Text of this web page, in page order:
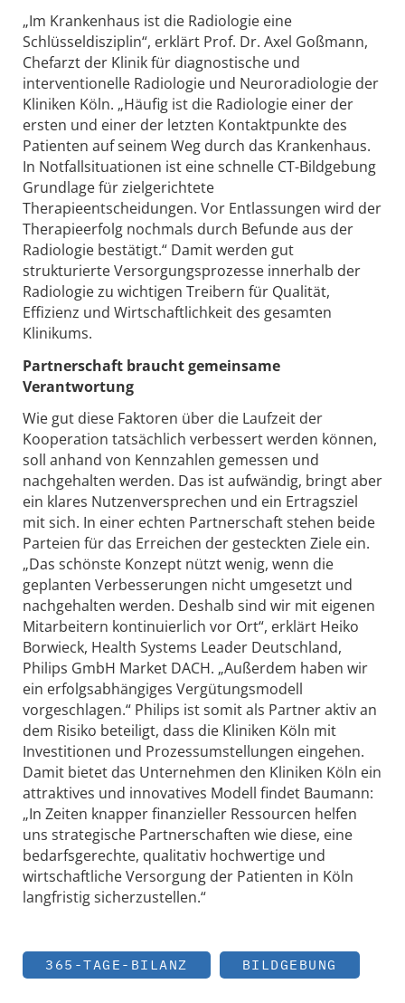
„Im Krankenhaus ist die Radiologie eine
Schlüsseldisziplin“, erklärt Prof. Dr. Axel Goßmann,
Chefarzt der Klinik für diagnostische und
interventionelle Radiologie und Neuroradiologie der
Kliniken Köln. „Häufig ist die Radiologie einer der
ersten und einer der letzten Kontaktpunkte des
Patienten auf seinem Weg durch das Krankenhaus.
In Notfallsituationen ist eine schnelle CT-Bildgebung
Grundlage für zielgerichtete
Therapieentscheidungen. Vor Entlassungen wird der
Therapieerfolg nochmals durch Befunde aus der
Radiologie bestätigt.“ Damit werden gut
strukturierte Versorgungsprozesse innerhalb der
Radiologie zu wichtigen Treibern für Qualität,
Effizienz und Wirtschaftlichkeit des gesamten
Klinikums.
Partnerschaft braucht gemeinsame
Verantwortung
Wie gut diese Faktoren über die Laufzeit der
Kooperation tatsächlich verbessert werden können,
soll anhand von Kennzahlen gemessen und
nachgehalten werden. Das ist aufwändig, bringt aber
ein klares Nutzenversprechen und ein Ertragsziel
mit sich. In einer echten Partnerschaft stehen beide
Parteien für das Erreichen der gesteckten Ziele ein.
„Das schönste Konzept nützt wenig, wenn die
geplanten Verbesserungen nicht umgesetzt und
nachgehalten werden. Deshalb sind wir mit eigenen
Mitarbeitern kontinuierlich vor Ort“, erklärt Heiko
Borwieck, Health Systems Leader Deutschland,
Philips GmbH Market DACH. „Außerdem haben wir
ein erfolgsabhängiges Vergütungsmodell
vorgeschlagen.“ Philips ist somit als Partner aktiv an
dem Risiko beteiligt, dass die Kliniken Köln mit
Investitionen und Prozessumstellungen eingehen.
Damit bietet das Unternehmen den Kliniken Köln ein
attraktives und innovatives Modell findet Baumann:
„In Zeiten knapper finanzieller Ressourcen helfen
uns strategische Partnerschaften wie diese, eine
bedarfsgerechte, qualitativ hochwertige und
wirtschaftliche Versorgung der Patienten in Köln
langfristig sicherzustellen.“
365-TAGE-BILANZ BILDGEBUNG